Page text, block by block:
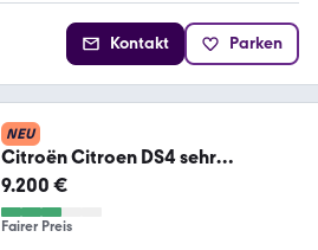
Kontakt Parken
NEU
Citroën Citroen DS4 sehr
gepflegter Zustand
9.200 €
Fairer Preis